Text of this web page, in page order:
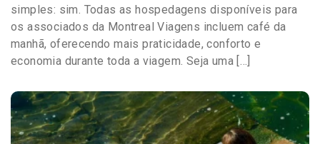
simples: sim. Todas as hospedagens disponíveis para
os associados da Montreal Viagens incluem café da
manhã, oferecendo mais praticidade, conforto e
economia durante toda a viagem. Seja uma […]